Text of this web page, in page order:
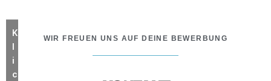
WIR FREUEN UNS AUF DEINE BEWERBUNG
K
l
i
c